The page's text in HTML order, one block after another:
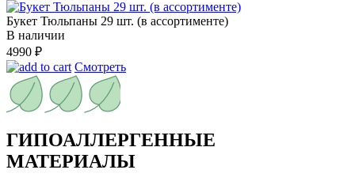
Букет Тюльпаны 29 шт. (в ассортименте)
В наличии
4990 ₽
Смотреть
ГИПОАЛЛЕРГЕННЫЕ
МАТЕРИАЛЫ